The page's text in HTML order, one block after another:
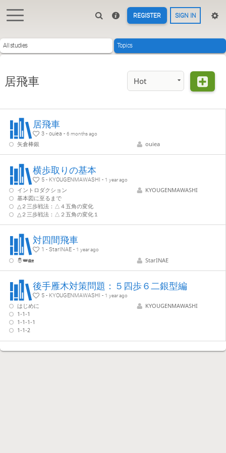
REGISTER SIGN IN
All studies Topics
居飛車 Hot
居飛車
3 - ouiea -6 months ago
矢倉棒銀 ouiea
横歩取りの基本
5 - KYOUGENMAWASHI - 1 year ago
イントロダクション
基本図に至るまで
△２三歩戦法：△４五角の変化
△２三歩戦法：△２五角の変化１
KYOUGENMAWASHI
対四間飛車
1 - StarINAE - 1 year ago
🤴👑🏡 StarINAE
後手雁木対策問題：５四歩６二銀型編
5 - KYOUGENMAWASHI - 1 year ago
はじめに
1-1-1
1-1-1-1
1-1-2
KYOUGENMAWASHI